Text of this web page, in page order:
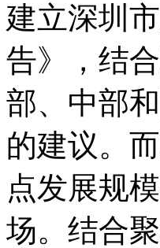
建立深圳
告》，结
部、中部
的建议。
点发展规
场。结合